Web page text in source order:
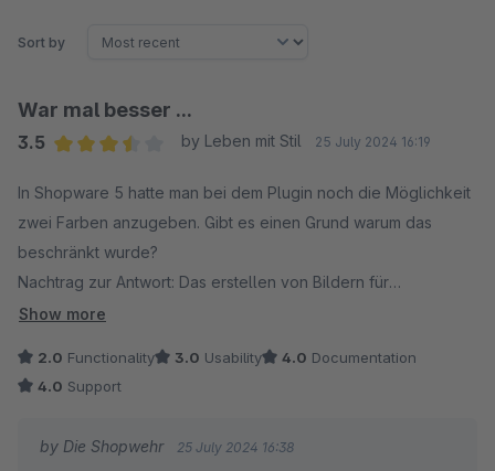
Sort by
War mal besser ...
3.5
by Leben mit Stil 25 July 2024 16:19
In Shopware 5 hatte man bei dem Plugin noch die Möglichkeit
zwei Farben anzugeben. Gibt es einen Grund warum das
beschränkt wurde?
Nachtrag zur Antwort: Das erstellen von Bildern für
Farbkombinationen ist deutlich aufwendiger als eben zwei
Zusatzfeld einzurichten, wo man dann eben auch eine zweite
Farbe zuordnen kann? Das ist ja dann keine "redundante
gleichen Daten, sondern nur die Daten der 2. Farbe drin.
Show more
2.0 Functionality 3.0 Usability 4.0 Documentation
4.0 Support
by Die Shopwehr 25 July 2024 16:38